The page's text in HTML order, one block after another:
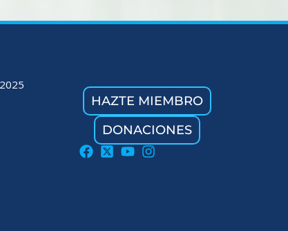
HAZTE MIEMBRO
DONACIONES